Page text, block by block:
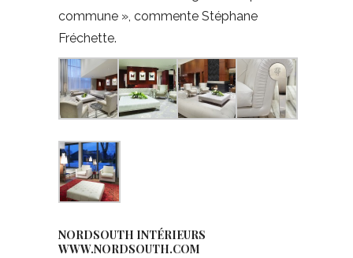
commune », commente Stéphane
Fréchette.
NORDSOUTH INTÉRIEURS
WWW.NORDSOUTH.COM